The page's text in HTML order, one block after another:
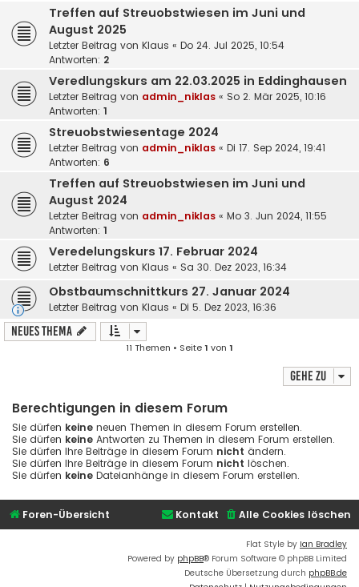
Treffen auf Streuobstwiesen im Juni und
August 2025
Letzter Beitrag von Klaus « Do 24. Jul 2025, 10:54
Antworten: 2
Veredlungskurs am 22.03.2025 in Eddinghausen
Letzter Beitrag von admin_niklas « So 2. Mär 2025, 10:16
Antworten: 1
Streuobstwiesentage 2024
Letzter Beitrag von admin_niklas « Di 17. Sep 2024, 19:41
Antworten: 6
Treffen auf Streuobstwiesen im Juni und
August 2024
Letzter Beitrag von admin_niklas « Mo 3. Jun 2024, 11:55
Antworten: 1
Veredelungskurs 17. Februar 2024
Letzter Beitrag von Klaus « Sa 30. Dez 2023, 16:34
Obstbaumschnittkurs 27. Januar 2024
Letzter Beitrag von Klaus « Di 5. Dez 2023, 16:36
Neues Thema
11 Themen • Seite1 von 1
Gehe zu
Berechtigungen in diesem Forum
Sie dürfen keine neuen Themen in diesem Forum erstellen.
Sie dürfen keine Antworten zu Themen in diesem Forum erstellen.
Sie dürfen Ihre Beiträge in diesem Forum nicht ändern.
Sie dürfen Ihre Beiträge in diesem Forum nicht löschen.
Sie dürfen keine Dateianhänge in diesem Forum erstellen.
Foren-Übersicht Alle Cookies löschen
Kontakt
Flat Style by Ian Bradley
Powered by phpBB® Forum Software © phpBB Limited
Deutsche Übersetzung durch phpBB.de